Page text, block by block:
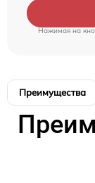
Нажимая на
Преимущества